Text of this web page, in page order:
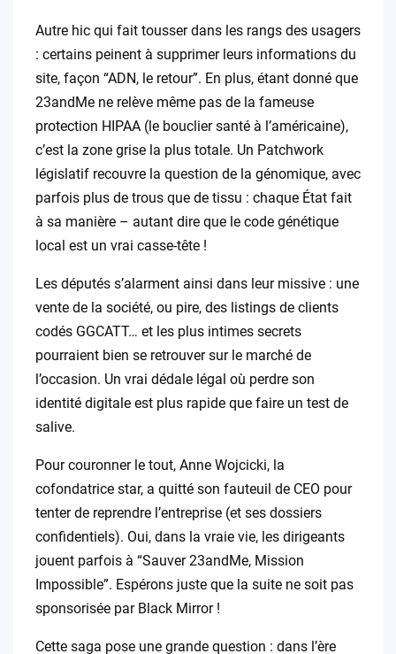
Autre hic qui fait tousser dans les rangs des usagers
: certains peinent à supprimer leurs informations du
site, façon “ADN, le retour”. En plus, étant donné que
23andMe ne relève même pas de la fameuse
protection HIPAA (le bouclier santé à l’américaine),
c’est la zone grise la plus totale. Un Patchwork
législatif recouvre la question de la génomique, avec
parfois plus de trous que de tissu : chaque État fait
à sa manière – autant dire que le code génétique
local est un vrai casse-tête !
Les députés s’alarment ainsi dans leur missive : une
vente de la société, ou pire, des listings de clients
codés GGCATT… et les plus intimes secrets
pourraient bien se retrouver sur le marché de
l’occasion. Un vrai dédale légal où perdre son
identité digitale est plus rapide que faire un test de
salive.
Pour couronner le tout, Anne Wojcicki, la
cofondatrice star, a quitté son fauteuil de CEO pour
tenter de reprendre l’entreprise (et ses dossiers
confidentiels). Oui, dans la vraie vie, les dirigeants
jouent parfois à “Sauver 23andMe, Mission
Impossible”. Espérons juste que la suite ne soit pas
sponsorisée par Black Mirror !
Cette saga pose une grande question : dans l’ère